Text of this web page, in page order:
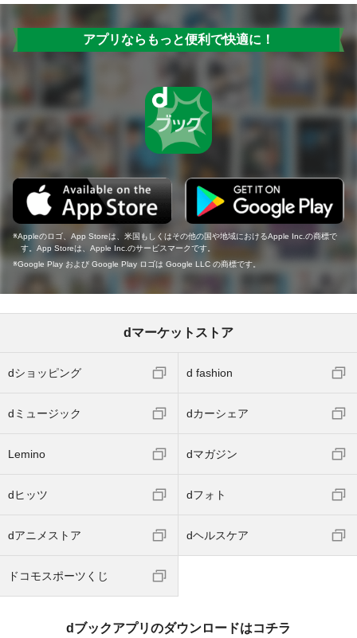
アプリならもっと便利で快適に！
Appleのロゴ、App Storeは、米国もしくはその他の国や地域におけるApple Inc.の商標で
す。App Storeは、Apple Inc.のサービスマークです。
Google Play および Google Play ロゴは Google LLC の商標です。
dマーケットストア
dショッピング d fashion
dミュージック dカーシェア
Lemino dマガジン
dヒッツ dフォト
dアニメストア dヘルスケア
ドコモスポーツくじ
dブックアプリのダウンロードはコチラ